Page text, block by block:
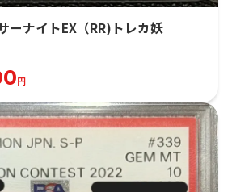
ーナイトEX（RR)トレカ妖
円